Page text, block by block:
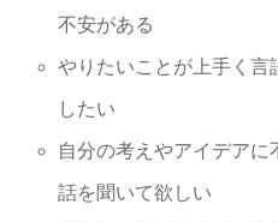
不安がある
やりたいことが上手く言
したい
自分の考えやアイデアに
話を聞いて欲しい